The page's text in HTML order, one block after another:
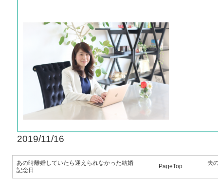
2019/11/16
あの時離婚していたら迎えられなかった結婚
記念日
PageTop 夫